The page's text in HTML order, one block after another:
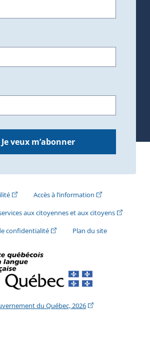
Je veux m’abonner
(Cet hyperlien externe s'ouvrira dans une
Accès à l’information(Cet hyperlien
aux citoyennes et aux citoyens(Cet
confidentialité(Cet hyperlien externe s'ouvrira
Plan du site
du Québec, 2026(Cet hyperlien